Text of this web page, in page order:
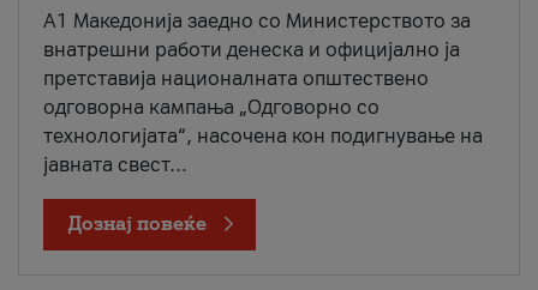
A1 Македонија заедно со Министерството за
внатрешни работи денеска и официјално ја
претставија националната општествено
одговорна кампања „Одговорно со
технологијата“, насочена кон подигнување на
јавната свест...
Дознај повеќе